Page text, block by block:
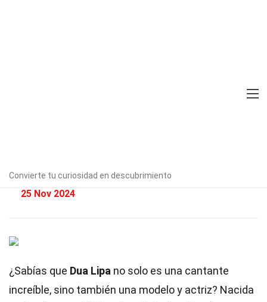
Convierte tu curiosidad en descubrimiento
Marmolejo
Modified & Updated:
25 Nov 2024
¿Sabías que Dua Lipa no solo es una cantante
increíble, sino también una modelo y actriz? Nacida